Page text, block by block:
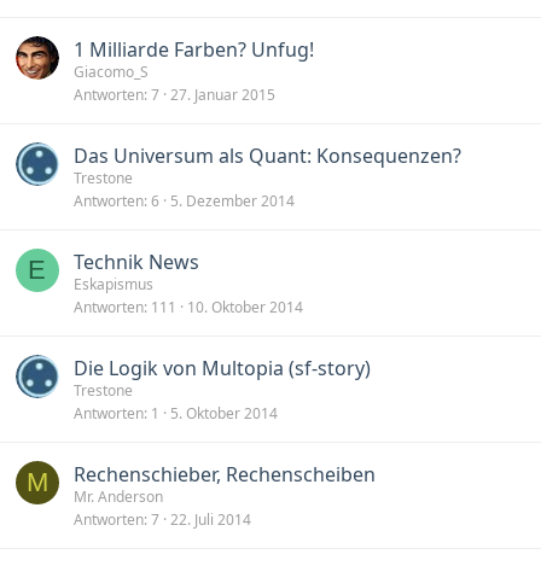
1 Milliarde Farben? Unfug!
Giacomo_S
Antworten 7 27. Januar 2015
Das Universum als Quant: Konsequenzen?
Trestone
Antworten 6 5. Dezember 2014
E Technik News
Eskapismus
Antworten 111 10. Oktober 2014
Die Logik von Multopia (sf-story)
Trestone
Antworten 1 5. Oktober 2014
M Rechenschieber, Rechenscheiben
Mr. Anderson
Antworten 7 22. Juli 2014